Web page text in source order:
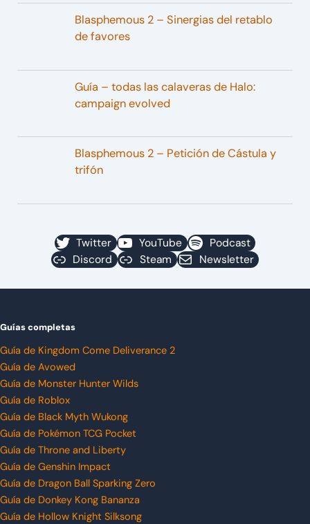
Blasphemous 2 – Sinergias del retablo
de favores
Guía – todas las calaveras de Halo:
campaign evolved
Blasphemous 2 – Petición de Cástula y
trifón
Twitter YouTube
Podcast
Discord
Steam Newsletter
Guías completas
Guía de Kingdom Come Deliverance 2
Guía de Avowed
Guía de Monster Hunter Wilds
Guía de Roblox
Guía de Black Myth Wukong
Guía de Pokémon TCG Pocket
Guía de Throne and Liberty
Guía de Genshin Impact
Guía de Dragon Ball Sparking Zero
Guía de Donkey Kong Bananza
Guía de Hollow Knight Silksong